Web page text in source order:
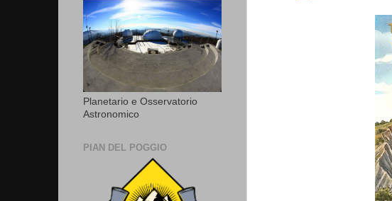
Planetario e Osservatorio
Astronomico
PIAN DEL POGGIO